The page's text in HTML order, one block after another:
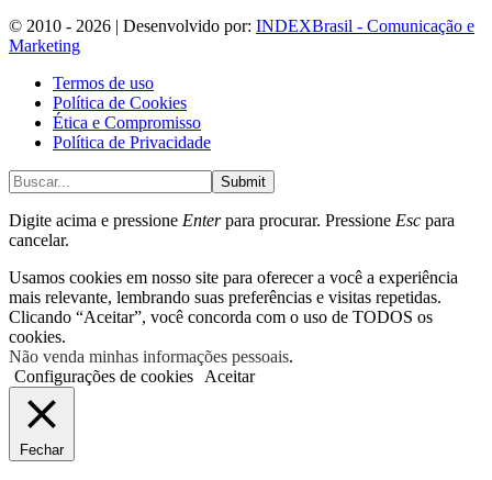
© 2010 - 2026 | Desenvolvido por: INDEXBrasil - Comunicação e
Marketing
Termos de uso
Política de Cookies
Ética e Compromisso
Política de Privacidade
Submit
Digite acima e pressione Enterpara procurar. Pressione Esc para
cancelar.
Usamos cookies em nosso site para oferecer a você a experiência
mais relevante, lembrando suas preferências e visitas repetidas.
Clicando “Aceitar”, você concorda com o uso de TODOS os
cookies.
Não venda minhas informações pessoais.
Configurações de cookies
Aceitar
Fechar